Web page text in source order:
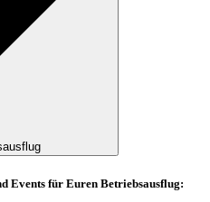
Events für Euren Betriebsausflug: